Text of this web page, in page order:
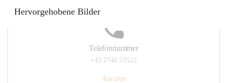
Hervorgehobene Bilder
Telefonnummer
+43 2744 53522
Anrufen